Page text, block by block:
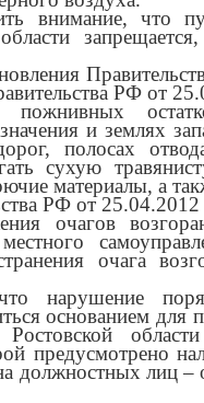
внимание, что
РФ от
пожнивных
и землях
полосах
сухую
материалы, а
РФ от
очагов
очага
нарушение
основанием для
Ростовской
предусмотрено
должностных лиц